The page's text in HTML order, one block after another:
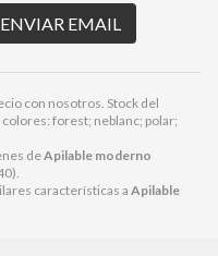
con nosotros. Stock del
forest; neblanc; polar;
deApilable moderno
características a Apilable
ENVIAR EMAIL